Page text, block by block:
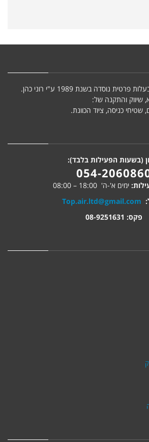
טופ אייר בע"מ – חברה בבעלות פרטית נוסדה בשנת 1989 ע"י רוני כהן.
שיווק והתקנה של:
שטיחי כניסה, ציוד הכוונת.
(בשעות הפעילות בלבד):
054-
ימים א'-ה' 18:00 – 08:00
Top.air.ltd@gmail.com
פקס: 08-9251631